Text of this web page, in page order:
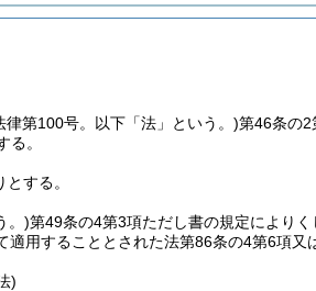
律第100号。以下「法」という。)第46条の2
。
する。
。)第49条の4第3項ただし書の規定により
用することとされた法第86条の4第6項
)